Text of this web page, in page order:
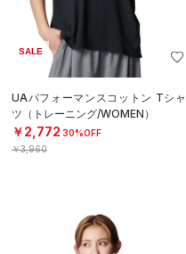
SALE
UAパフォーマンスコットン Tシャ
ツ（トレーニング/WOMEN）
￥2,772 30%OFF
￥3,960